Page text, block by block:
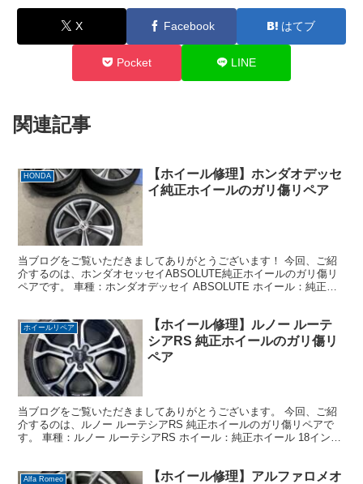
X Facebook はてブ
Pocket LINE
関連記事
HONDA
【ホイール修理】ホンダオデッセ
イ純正ホイールのガリ傷リペア
当ブログをご覧いただきましてありがとうございます！ 今回、ご紹
介するのは、ホンダオセッセイABSOLUTE純正ホイールのガリ傷リ
ペアです。 車種：ホンダオデッセイ ABSOLUTE ホイール：純正ホ
ホイールリペア
【ホイール修理】ルノー ルーテ
シアRS 純正ホイールのガリ傷リ
ペア
当ブログをご覧いただきましてありがとうございます。 今回、ご紹
介するのは、ルノー ルーテシアRS 純正ホイールのガリ傷リペアで
す。 車種：ルノー ルーテシアRS ホイール：純正ホイール 18インチ
Alfa Romeo
【ホイール修理】アルファロメオ